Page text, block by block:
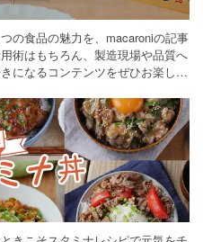
の食品の魅力を、macaroniの記事
術はもちろん、製造現場や品質へ
になるコンテンツをぜひお楽しみ